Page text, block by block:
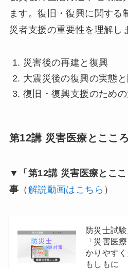
ます。復旧・復興に関する
災者支援の重要性を理解し
災害後の再建と復興
大震災後の復興の実態
復旧・復興支援のため
第12講 災害医療とここ
▼「第12講 災害医療とこ
事 （ 解説動画はこちら ）
防災士試
「災害医
かりやす
もしもに